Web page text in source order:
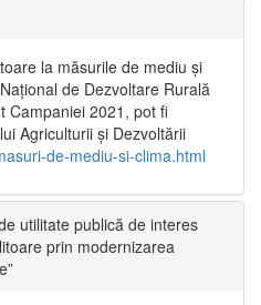
la măsurile de mediu și
de Dezvoltare Rurală
Campaniei 2021, pot fi
Agriculturii și Dezvoltării
de-mediu-si-clima.html
utilitate publică de interes
prin modernizarea